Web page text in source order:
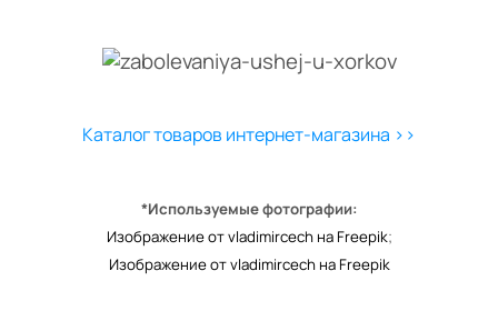
Каталог товаров интернет-магазина >>
*Используемые фотографии:
Изображение от vladimircech на Freepik;
Изображение от vladimircech на Freepik